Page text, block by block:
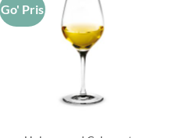
Go' Pris